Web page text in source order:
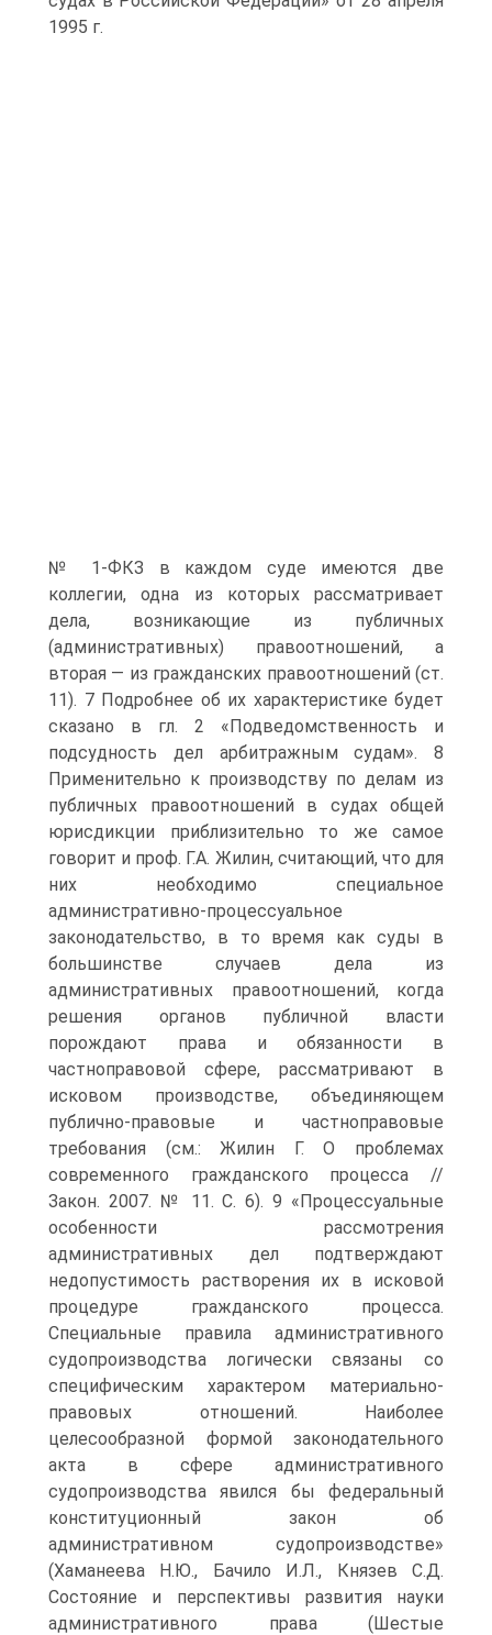
1995 г.
№ 1-ФКЗ в каждом суде имеются две
коллегии, одна из которых рассматривает
дела, возникающие из публичных
(административных) правоотношений, а
вторая — из гражданских правоотношений (ст.
11). 7 Подробнее об их характеристике будет
сказано в гл. 2 «Подведомственность и
подсудность дел арбитражным судам». 8
Применительно к производству по делам из
публичных правоотношений в судах общей
юрисдикции приблизительно то же самое
говорит и проф. Г.А. Жилин, считающий, что для
них необходимо специальное
административно-процессуальное
законодательство, в то время как суды в
большинстве случаев дела из
административных правоотношений, когда
решения органов публичной власти
порождают права и обязанности в
частноправовой сфере, рассматривают в
исковом производстве, объединяющем
публично-правовые и частноправовые
требования (см.: Жилин Г. О проблемах
современного гражданского процесса //
Закон. 2007. № 11. С. 6). 9 «Процессуальные
особенности рассмотрения
административных дел подтверждают
недопустимость растворения их в исковой
процедуре гражданского процесса.
Специальные правила административного
судопроизводства логически связаны со
специфическим характером материально-
правовых отношений. Наиболее
целесообразной формой законодательного
акта в сфере административного
судопроизводства явился бы федеральный
конституционный закон об
административном судопроизводстве»
(Хаманеева Н.Ю., Бачило И.Л., Князев С.Д.
Состояние и перспективы развития науки
административного права (Шестые